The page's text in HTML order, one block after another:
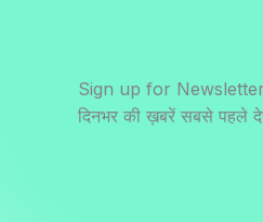
Sign up for Newsletter
दिनभर की ख़बरें सबसे पहले